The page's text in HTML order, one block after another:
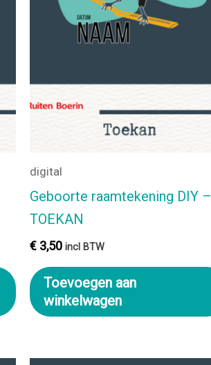
digital
Geboorte raamtekening DIY –
TOEKAN
€ 3,50 incl BTW
Toevoegen aan
winkelwagen